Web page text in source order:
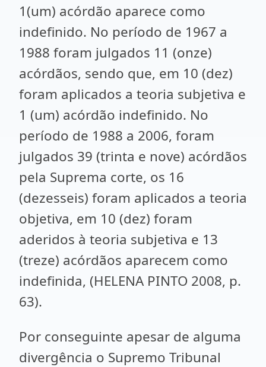
1(um) acórdão aparece como
indefinido. No período de 1967 a
1988 foram julgados 11 (onze)
acórdãos, sendo que, em 10 (dez)
foram aplicados a teoria subjetiva e
1 (um) acórdão indefinido. No
período de 1988 a 2006, foram
julgados 39 (trinta e nove) acórdãos
pela Suprema corte, os 16
(dezesseis) foram aplicados a teoria
objetiva, em 10 (dez) foram
aderidos à teoria subjetiva e 13
(treze) acórdãos aparecem como
indefinida, (HELENA PINTO 2008, p.
63).
Por conseguinte apesar de alguma
divergência o Supremo Tribunal